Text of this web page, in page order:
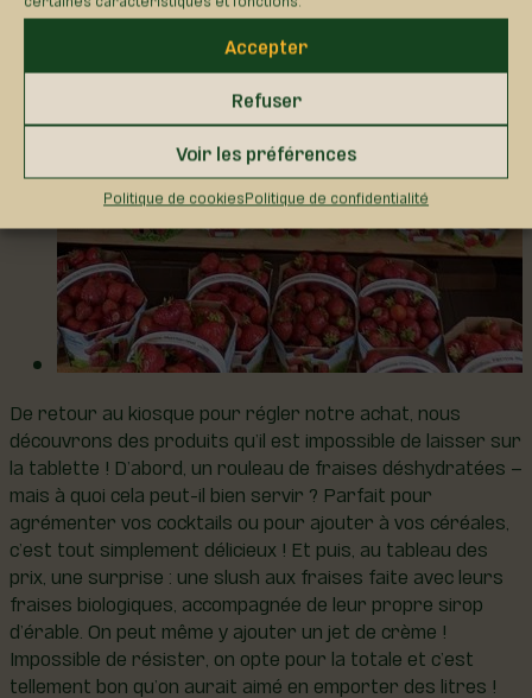
Accepter
Refuser
Voir les préférences
Politique de cookiesPolitique de confidentialité
De retour au kiosque pour régler notre achat, nous
découvrons des produits qu’il est impossible de laisser sur
la tablette ! D’abord, un rouleau de fraises déshydratées –
mais à quoi cela peut-il bien servir ? Parfait pour
agrémenter vos cocktails ou pour ajouter à vos céréales,
c’est tout simplement délicieux ! Et puis, au tableau des
prix, une surprise : une slush aux fraises faite avec leurs
fraises biologiques, accompagnée de leur propre sirop
d’érable. On peut même y ajouter un jet de crème !
Impossible de résister, on opte pour la totale et c’est
tellement bon qu’on aurait aimé en emporter des litres !